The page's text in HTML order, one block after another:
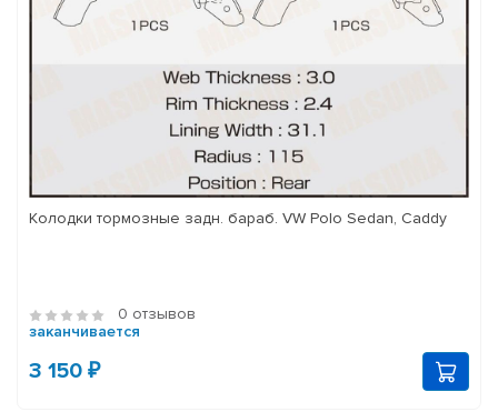
Колодки тормозные задн. бараб. VW Polo Sedan, Caddy
0 отзывов
заканчивается
3 150 ₽